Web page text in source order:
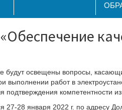
будут освещены вопросы,
выполнении работ в
подтверждения компетентности
27-28 января 2022 г. по адресу